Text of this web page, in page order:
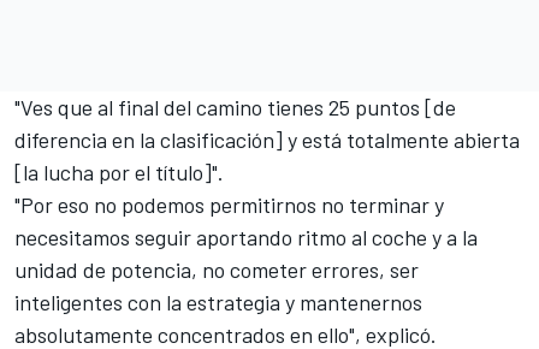
"Ves que al final del camino tienes 25 puntos [de
diferencia en la clasificación] y está totalmente abierta
[la lucha por el título]".
"Por eso no podemos permitirnos no terminar y
necesitamos seguir aportando ritmo al coche y a la
unidad de potencia, no cometer errores, ser
inteligentes con la estrategia y mantenernos
absolutamente concentrados en ello", explicó.